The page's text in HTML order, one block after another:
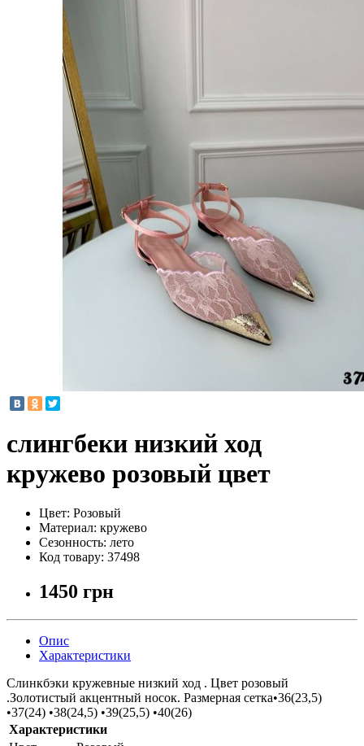
слингбеки низкий ход
кружево розовый цвет
Цвет: Розовый
Материал: кружево
Сезонность: лето
Код товару: 37498
1450 грн
Опис
Характеристики
Слинкбэки кружевные низкий ход . Цвет розовый
.Золотистый акцентный носок. Размерная сетка•36(23,5)
•37(24) •38(24,5) •39(25,5) •40(26)
Характеристики